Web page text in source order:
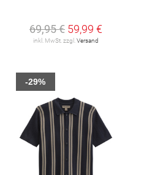
69,95 € 59,99 €
inkl. MwSt. zzgl. Versand
-29%